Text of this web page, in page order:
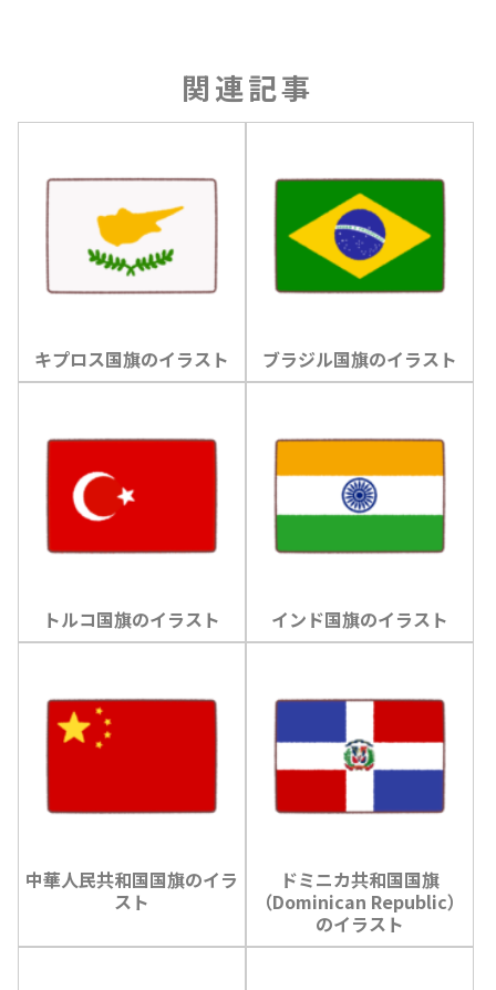
関連記事
キプロス国旗のイラスト ブラジル国旗のイラスト
トルコ国旗のイラスト インド国旗のイラスト
中華人民共和国国旗のイラ
スト
ドミニカ共和国国旗
（Dominican Republic）
のイラスト